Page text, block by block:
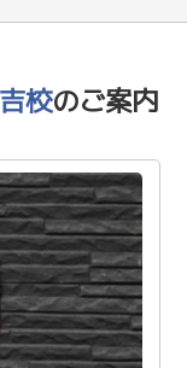
校のご案内